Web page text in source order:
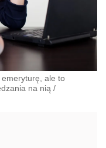
emeryturę, ale to
na nią /